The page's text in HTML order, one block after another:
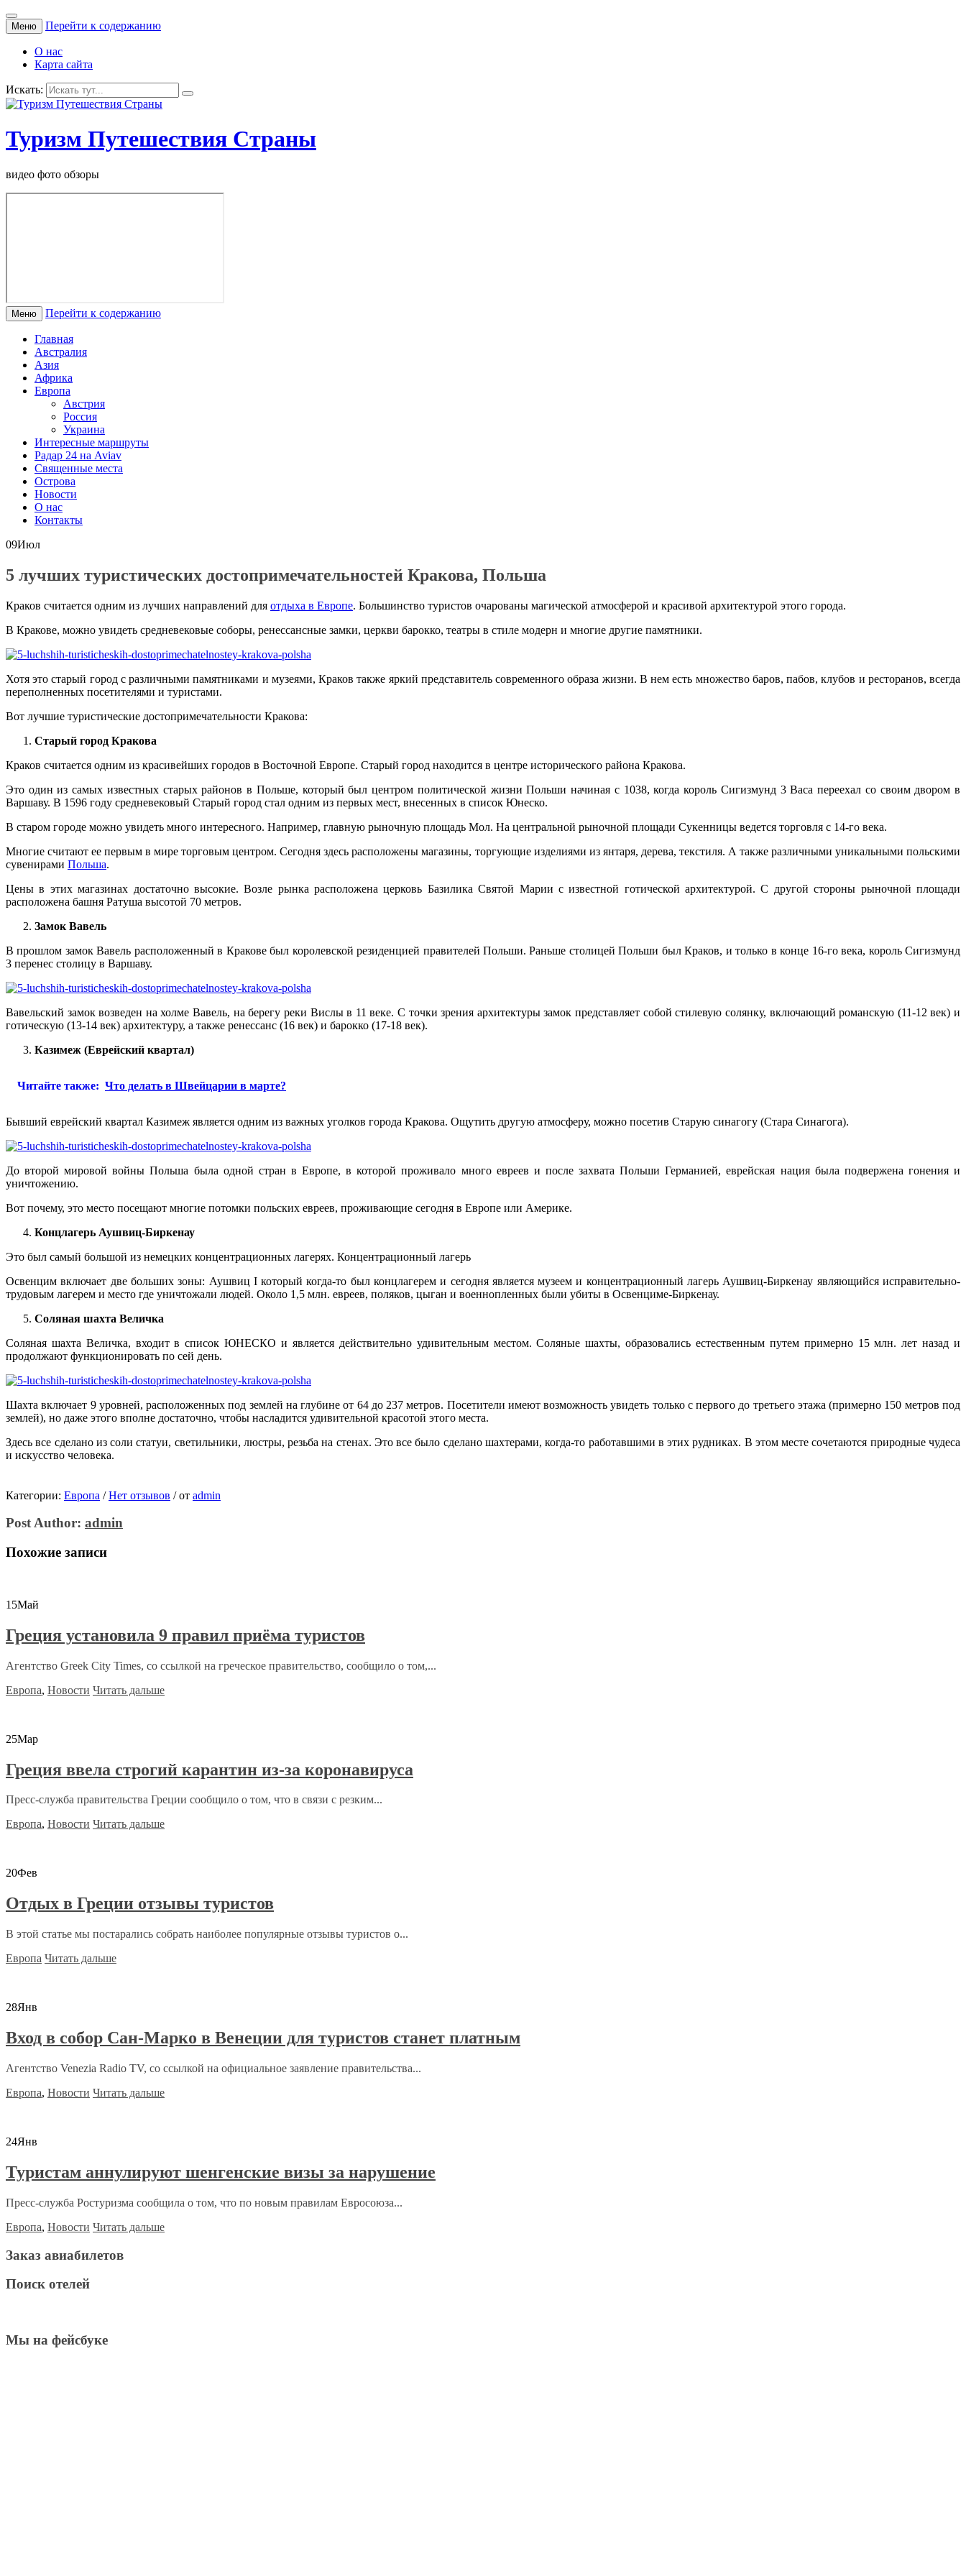
Меню Перейти к содержанию
О нас
Карта сайта
Искать:
Туризм Путешествия Страны
видео фото обзоры
Меню Перейти к содержанию
Главная
Австралия
Азия
Африка
Европа
Австрия
Россия
Украина
Интересные маршруты
Радар 24 на Aviav
Священные места
Острова
Новости
О нас
Контакты
09Июл
5 лучших туристических достопримечательностей Кракова, Польша
Краков считается одним из лучших направлений для отдыха в Европе. Большинство туристов очарованы магической атмосферой и красивой архитектурой этого города.
В Кракове, можно увидеть средневековые соборы, ренессансные замки, церкви барокко, театры в стиле модерн и многие другие памятники.
Хотя это старый город с различными памятниками и музеями, Краков также яркий представитель современного образа жизни. В нем есть множество баров, пабов, клубов и ресторанов, всегда
переполненных посетителями и туристами.
Вот лучшие туристические достопримечательности Кракова:
Старый город Кракова
Краков считается одним из красивейших городов в Восточной Европе. Старый город находится в центре исторического района Кракова.
Это один из самых известных старых районов в Польше, который был центром политической жизни Польши начиная с 1038, когда король Сигизмунд 3 Васа переехал со своим двором в
Варшаву. В 1596 году средневековый Старый город стал одним из первых мест, внесенных в список Юнеско.
В старом городе можно увидеть много интересного. Например, главную рыночную площадь Мол. На центральной рыночной площади Сукенницы ведется торговля с 14-го века.
Многие считают ее первым в мире торговым центром. Сегодня здесь расположены магазины, торгующие изделиями из янтаря, дерева, текстиля. А также различными уникальными польскими
сувенирами Польша.
Цены в этих магазинах достаточно высокие. Возле рынка расположена церковь Базилика Святой Марии с известной готической архитектурой. С другой стороны рыночной площади
расположена башня Ратуша высотой 70 метров.
Замок Вавель
В прошлом замок Вавель расположенный в Кракове был королевской резиденцией правителей Польши. Раньше столицей Польши был Краков, и только в конце 16-го века, король Сигизмунд
3 перенес столицу в Варшаву.
Вавельский замок возведен на холме Вавель, на берегу реки Вислы в 11 веке. С точки зрения архитектуры замок представляет собой стилевую солянку, включающий романскую (11-12 век) и
готическую (13-14 век) архитектуру, а также ренессанс (16 век) и барокко (17-18 век).
Казимеж (Еврейский квартал)
Читайте также: Что делать в Швейцарии в марте?
Бывший еврейский квартал Казимеж является одним из важных уголков города Кракова. Ощутить другую атмосферу, можно посетив Старую синагогу (Стара Синагога).
До второй мировой войны Польша была одной стран в Европе, в которой проживало много евреев и после захвата Польши Германией, еврейская нация была подвержена гонения и
уничтожению.
Вот почему, это место посещают многие потомки польских евреев, проживающие сегодня в Европе или Америке.
Концлагерь Аушвиц-Биркенау
Это был самый большой из немецких концентрационных лагерях. Концентрационный лагерь
Освенцим включает две больших зоны: Аушвиц I который когда-то был концлагерем и сегодня является музеем и концентрационный лагерь Аушвиц-Биркенау являющийся исправительно-
трудовым лагерем и место где уничтожали людей. Около 1,5 млн. евреев, поляков, цыган и военнопленных были убиты в Освенциме-Биркенау.
Соляная шахта Величка
Соляная шахта Величка, входит в список ЮНЕСКО и является действительно удивительным местом. Соляные шахты, образовались естественным путем примерно 15 млн. лет назад и
продолжают функционировать по сей день.
Шахта включает 9 уровней, расположенных под землей на глубине от 64 до 237 метров. Посетители имеют возможность увидеть только с первого до третьего этажа (примерно 150 метров под
землей), но даже этого вполне достаточно, чтобы насладится удивительной красотой этого места.
Здесь все сделано из соли статуи, светильники, люстры, резьба на стенах. Это все было сделано шахтерами, когда-то работавшими в этих рудниках. В этом месте сочетаются природные чудеса
и искусство человека.
Категории: Европа / Нет отзывов /от admin
Post Author: admin
Похожие записи
15Май
Греция установила 9 правил приёма туристов
Агентство Greek City Times, со ссылкой на греческое правительство, сообщило о том,...
Европа, Новости Читать дальше
25Мар
Греция ввела строгий карантин из-за коронавируса
Пресс-служба правительства Греции сообщило о том, что в связи с резким...
Европа, Новости Читать дальше
20Фев
Отдых в Греции отзывы туристов
В этой статье мы постарались собрать наиболее популярные отзывы туристов о...
Европа Читать дальше
28Янв
Вход в собор Сан-Марко в Венеции для туристов станет платным
Агентство Venezia Radio TV, со ссылкой на официальное заявление правительства...
Европа, Новости Читать дальше
24Янв
Туристам аннулируют шенгенские визы за нарушение
Пресс-служба Ростуризма сообщила о том, что по новым правилам Евросоюза...
Европа, Новости Читать дальше
Заказ авиабилетов
Поиск отелей
Мы на фейсбуке